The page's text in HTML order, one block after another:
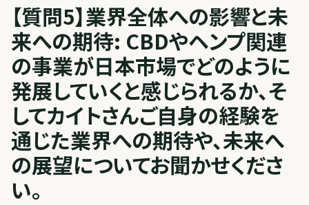
【質問5】業界全体への影響と未
来への期待: CBDやヘンプ関連
の事業が日本市場でどのように
発展していくと感じられるか、そ
してカイトさんご自身の経験を
通じた業界への期待や、未来へ
の展望についてお聞かせくださ
い。